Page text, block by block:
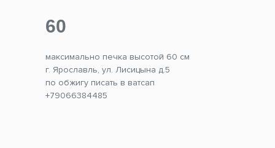
60
максимально печка высотой 60 см
г. Ярославль, ул. Лисицына д.5
по обжигу писать в ватсап
+79066384485